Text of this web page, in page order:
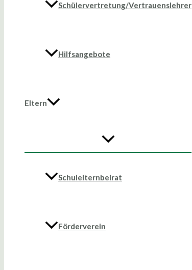
Schülervertretung/Vertrauenslehrer
Hilfsangebote
Eltern
Schulelternbeirat
Förderverein